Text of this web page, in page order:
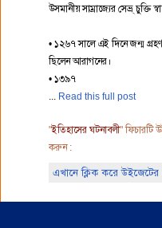
উসমানীয় সাম্রাজ্যের সেভ্র্ চুক্তি
• ১২৬৭ সালে এই দিনে জন্ম
ছিলেন আরাগনের।
• ১৩৯৭
Read this full post
"ইতিহাসের ঘটনাবলী" ফিচারটি
করুন :
এখানে ক্লিক করে উইজেটের